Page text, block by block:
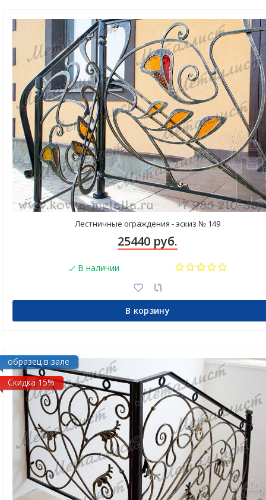
Лестничные ограждения - эскиз № 149
25440 руб.
В наличии
В корзину
образец в зале
Скидка 15%